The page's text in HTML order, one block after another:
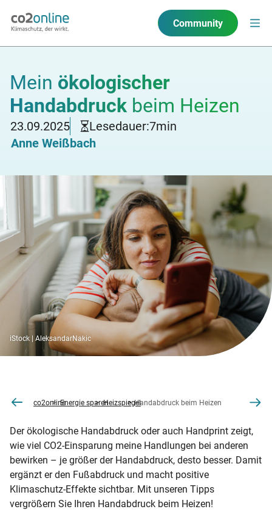
Community
Mein ökologischer
Handabdruckbeim Heizen
23.09.2025 Lesedauer:7min
Anne Weißbach
iStock | AleksandarNakic
co2onlineEnergie sparenHeizspiegelHandabdruck beim Heizen
Der ökologische Handabdruck oder auch Handprint zeigt,
wie viel CO2-Einsparung meine Handlungen bei anderen
bewirken – je größer der Handabdruck, desto besser. Damit
ergänzt er den Fußabdruck und macht positive
Klimaschutz-Effekte sichtbar. Mit unseren Tipps
vergrößern Sie Ihren Handabdruck beim Heizen!